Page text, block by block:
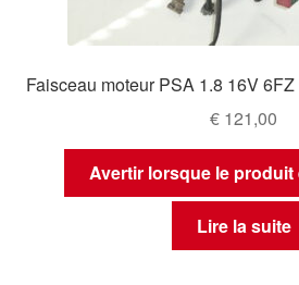
Faisceau moteur PSA 1.8 16V
€ 121,00
Avertir lorsque le
Lire la suite